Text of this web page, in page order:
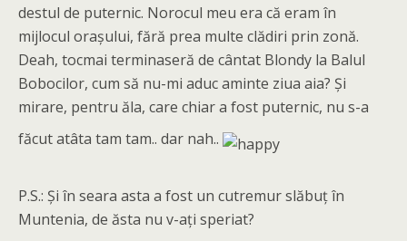
destul de puternic. Norocul meu era că eram în
mijlocul oraşului, fără prea multe clădiri prin zonă.
Deah, tocmai terminaseră de cântat Blondy la Balul
Bobocilor, cum să nu-mi aduc aminte ziua aia? Şi
mirare, pentru ăla, care chiar a fost puternic, nu s-a
făcut atâta tam tam.. dar nah..
P.S.: Şi în seara asta a fost un cutremur slăbuţ în
Muntenia, de ăsta nu v-aţi speriat?